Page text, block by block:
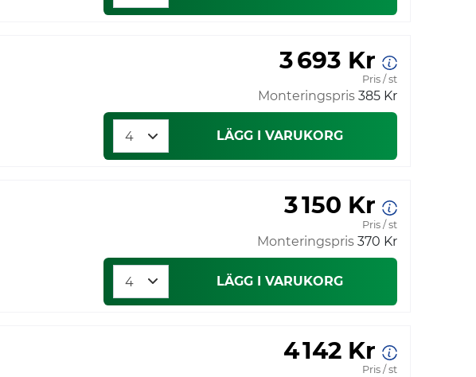
3 693 Kr
Pris / st
Monteringspris 385 Kr
LÄGG I VARUKORG
3 150 Kr
Pris / st
Monteringspris 370 Kr
LÄGG I VARUKORG
4 142 Kr
Pris / st